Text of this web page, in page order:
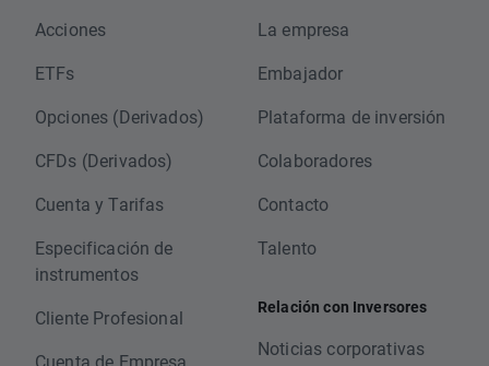
Acciones
ETFs
Opciones (Derivados)
CFDs (Derivados)
Cuenta y Tarifas
Especificación de
instrumentos
Cliente Profesional
La empresa
Embajador
Plataforma de inversión
Colaboradores
Contacto
Talento
Relación con Inversores
Noticias corporativas